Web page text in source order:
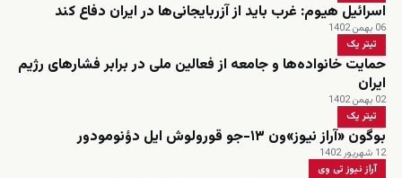
اسرائیل هیوم: غرب باید از آزربایجانی‌ها در ایران دفاع کند
06 بهمن 1402
تیتر یک
حمایت خانواده‌ها و جامعه از فعالین ملی در برابر فشارهای رژیم
ایران
02 بهمن 1402
تیتر یک
بوگون «آراز نیوز»ون ۱۳-جو قورولوش ایل دؤنومودور
12 شهریور 1402
آراز نیوز تی وی